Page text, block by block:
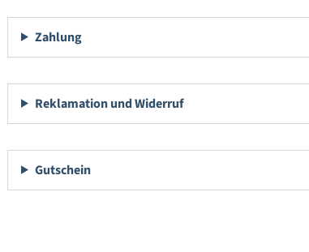
Zahlung
Reklamation und Widerruf
Gutschein